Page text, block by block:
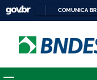
COMUNICA BR